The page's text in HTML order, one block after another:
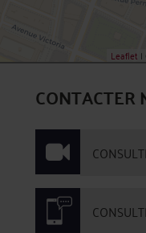
Leaflet |
CONTACTER